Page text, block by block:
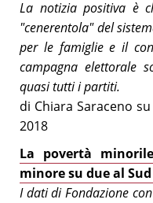
La notizia positiva è
"cenerentola" del
per le famiglie e il
campagna elettorale
quasi tutti i partiti.
di Chiara Saraceno
2018
La povertà
minore su due al
I dati di Fondazione